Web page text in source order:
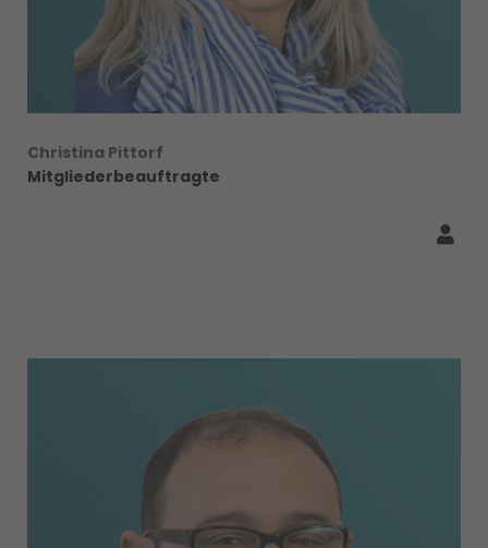
Christina Pittorf
Mitgliederbeauftragte